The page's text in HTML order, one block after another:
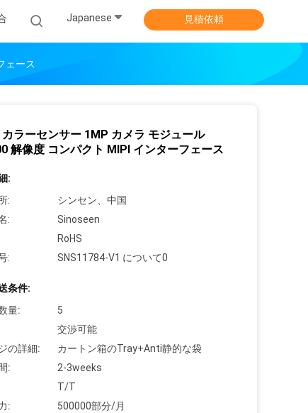
Japanese 見積依頼
ェース
カラーセンサー 1MP カメラ モジュール
解像度 コンパクト MIPI インターフェース
:
:
シンセン、中国
:
Sinoseen
RoHS
:
SNS11784-V1 について0
条件:
量:
5
交渉可能
の詳細:
カートン箱のTray+Anti静的な袋
:
2-3weeks
T/T
:
500000部分/月